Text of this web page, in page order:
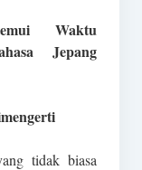
Waktu
Jepang
tidak biasa